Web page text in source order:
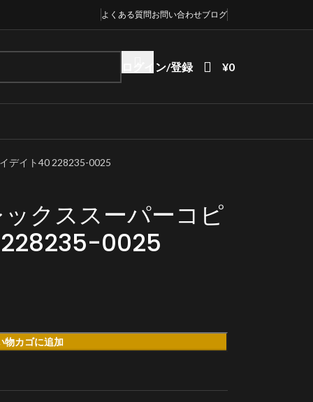
よくある質問お問い合わせブログ
ログイン/登録 ¥0
デイト40 228235-0025
クススーパーコピ
0025
物カゴに追加